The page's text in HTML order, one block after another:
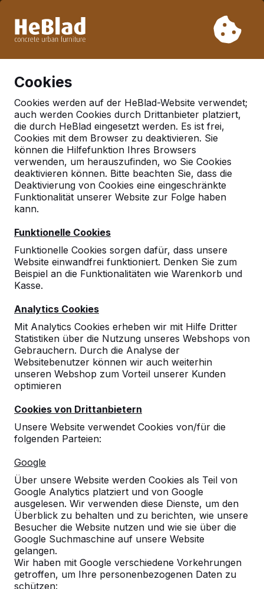
Woche 33 nicht. Bitte berücksichtigen Sie daher längere
Cookies
Cookies werden auf der HeBlad-Website verwendet;
auch werden Cookies durch Drittanbieter platziert,
die durch HeBlad eingesetzt werden. Es ist frei,
Cookies mit dem Browser zu deaktivieren. Sie
können die Hilfefunktion Ihres Browsers
verwenden, um herauszufinden, wo Sie Cookies
deaktivieren können. Bitte beachten Sie, dass die
Deaktivierung von Cookies eine eingeschränkte
Funktionalität unserer Website zur Folge haben
kann.
Funktionelle Cookies
Funktionelle Cookies sorgen dafür, dass unsere
Website einwandfrei funktioniert. Denken Sie zum
Beispiel an die Funktionalitäten wie Warenkorb und
Kasse.
Analytics Cookies
Mit Analytics Cookies erheben wir mit Hilfe Dritter
Statistiken über die Nutzung unseres Webshops von
Gebrauchern. Durch die Analyse der
Websitebenutzer können wir auch weiterhin
unseren Webshop zum Vorteil unserer Kunden
optimieren
Cookies von Drittanbietern
Unsere Website verwendet Cookies von/für die
folgenden Parteien:
Google
Über unsere Website werden Cookies als Teil von
Google Analytics platziert und von Google
ausgelesen. Wir verwenden diese Dienste, um den
Überblick zu behalten und zu berichten, wie unsere
Besucher die Website nutzen und wie sie über die
Google Suchmaschine auf unsere Website
gelangen.
Wir haben mit Google verschiedene Vorkehrungen
getroffen, um Ihre personenbezogenen Daten zu
schützen:
Über uns
‑Spieltischen und ‑Picknicksets. Seit 1989
produzieren wir Produkte aus Beton.
Schornsteinen – doch bereits 1994 folgte die
erste Tischtennisplatte, zunächst nur, um
Produktionslücken zu füllen. Die Idee, weitere
Objekte aus Beton zu fertigen, kam im Urlaub:
Dort standen vier Tischtennisplatten aus
Kunststoff, von denen drei kaputt waren. Und
so begannen wir, Tischtennisplatten aus
Beton zu produzieren, und zwar komplett in
einem Stück. Eine Erfolgsstory!
Die Beton-Tischtennisplatte war schnell in